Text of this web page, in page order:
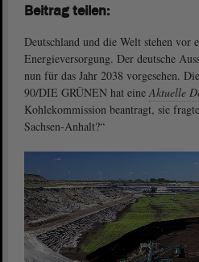
Deutschland und die Welt stehen vor
Energieversorgung. Der deutsche
nun für das Jahr 2038 vorgesehen. Die
90/DIE GRÜNEN hat eineAktuelle
Kohlekommission beantragt, sie
Sachsen-Anhalt?“
Beitrag teilen: